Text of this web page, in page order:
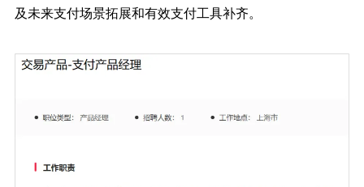
及未来支付场景拓展和有效支付工具补齐。